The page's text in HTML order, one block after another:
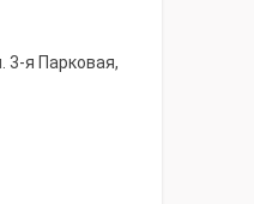
3-я Парковая,